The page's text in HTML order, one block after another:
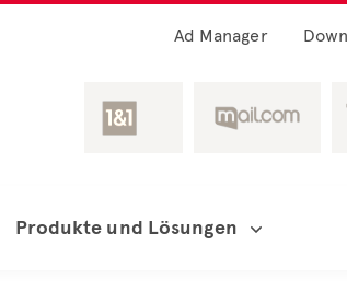
Ad Manager
Produkte und Lösungen